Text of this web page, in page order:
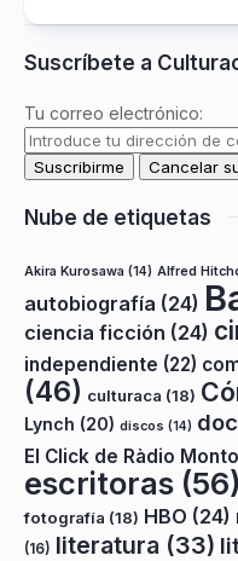
Suscríbete a
Tu correo electrónico:
Nube de etiquetas
Akira Kurosawa (14) Alfred
autobiografía (24)
ciencia ficción (24)
independiente (22)
(46) culturaca (18)
Lynch (20) discos (14)
El Click de Ràdio
escritoras (56)
fotografía (18) HBO (24)
(16) literatura (33)